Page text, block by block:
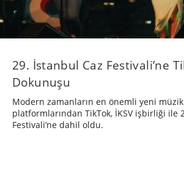
29. İstanbul Caz Festivali’ne
Dokunuşu
Modern zamanların en önemli yeni
platformlarından TikTok, İKSV işbirliği ile
Festivali’ne dahil oldu.